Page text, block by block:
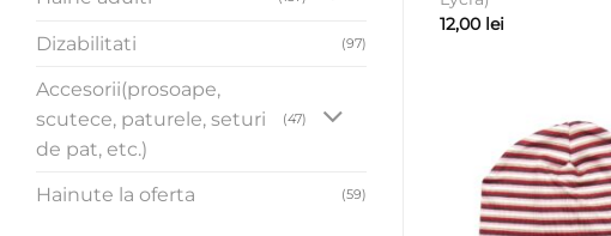
Dizabilitati (97)
Accesorii(prosoape,
scutece, paturele, seturi
de pat, etc.)
(47)
Hainute la oferta (59)
12,00 lei